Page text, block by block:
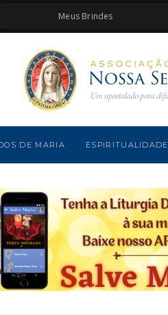
Meus Brindes
DE MARIA ESPIRITUALIDADE